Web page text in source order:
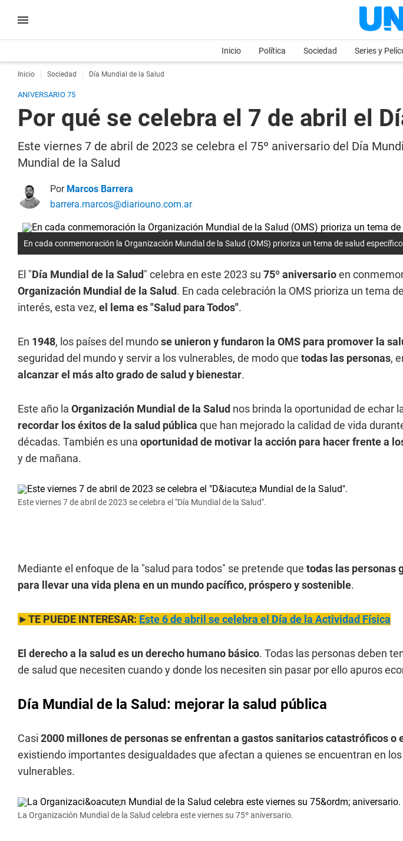
Inicio Política Sociedad Series y
Inicio Sociedad Día Mundial de la Salud
ANIVERSARIO 75
Por qué se celebra el 7 de abril el
Este viernes 7 de abril de 2023 se celebra el 75º aniversario del Día
Mundial de la Salud
Por Marcos Barrera
barrera.marcos@diariouno.com.ar
En cada conmemoración la Organización Mundial de la Salud (OMS) prioriza un tema de salud
El "Día Mundial de la Salud" celebra en este 2023 su 75º aniversarioen
Organización Mundial de la Salud. En cada celebración la OMS prioriza un tema
interés, esta vez, el lema es"Salud para Todos".
En 1948, los países del mundose unieron y fundaron la OMS para promover la
seguridad del mundo y servir a los vulnerables, de modo que todas las personas,
alcanzar el más alto grado de salud y bienestar.
Este año la Organización Mundial de la Salud nos brinda la oportunidad de echar
recordar los éxitos de la salud pública que han mejorado la calidad de vida
décadas. También es una oportunidad de motivar la acción para hacer frente a
y de mañana.
Este viernes 7 de abril de 2023 se celebra el "Día Mundial de la Salud".
Mediante el enfoque de la "salud para todos" se pretende que todas las personas
para llevar una vida plena en un mundo pacífico, próspero y sostenible.
►TE PUEDE INTERESAR: Este 6 de abril se celebra el Día de la Actividad Física
El derecho a la salud es un derecho humano básico. Todas las personas deben
de salud que necesiten cuando y donde los necesiten sin pasar por ello apuros
Día Mundial de la Salud: mejorar la salud pública
Casi 2000 millones de personas se enfrentan a gastos sanitarios catastróficos o
existiendo importantes desigualdades que afectan a quienes se encuentran en
vulnerables.
La Organización Mundial de la Salud celebra este viernes su 75º aniversario.